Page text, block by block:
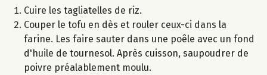
Cuire les tagliatelles de riz.
Couper le tofu en dès et rouler ceux-ci dans la
farine. Les faire sauter dans une poêle avec un fond
d'huile de tournesol. Après cuisson, saupoudrer de
poivre préalablement moulu.